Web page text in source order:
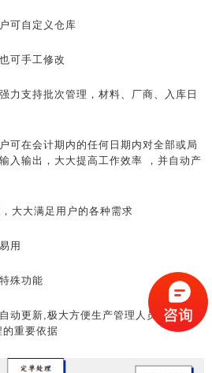
自定义仓库
手工修改
支持批次管理，材料、厂商、入库日
在会计期内的任何日期内对全部或局
入输出，大大提高工作效率 ，并自动产
大满足用户的各种需求
用
殊功能
更新,极大方便生产管理人员的材料入
重要依据